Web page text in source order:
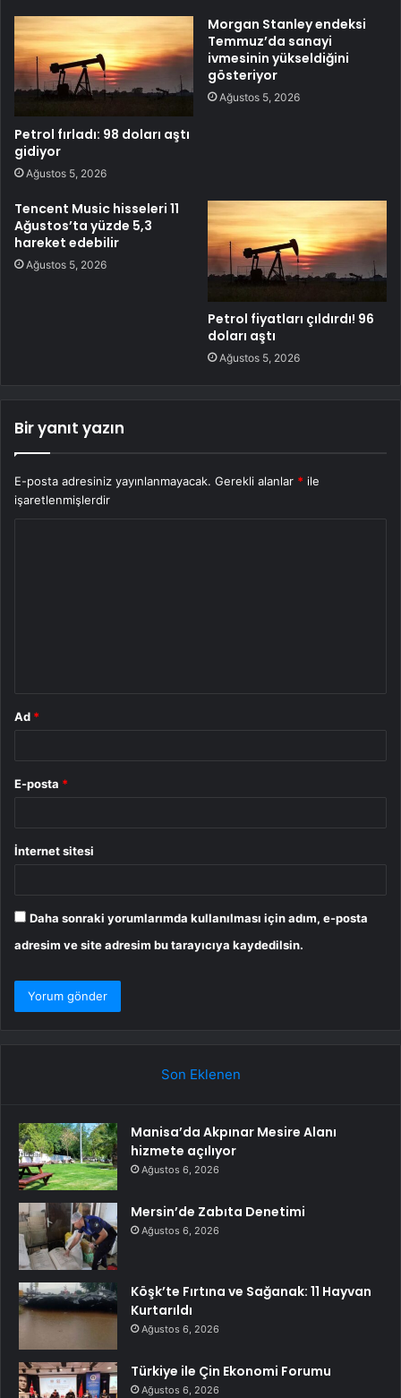
Petrol fırladı: 98 doları aştı
gidiyor
Ağustos 5, 2026
Morgan Stanley endeksi
Temmuz’da sanayi
ivmesinin yükseldiğini
gösteriyor
Ağustos 5, 2026
Tencent Music hisseleri 11
Ağustos’ta yüzde 5,3
hareket edebilir
Ağustos 5, 2026
Petrol fiyatları çıldırdı! 96
doları aştı
Ağustos 5, 2026
Bir yanıt yazın
E-posta adresiniz yayınlanmayacak. Gerekli alanlar * ile
işaretlenmişlerdir
Ad *
E-posta *
İnternet sitesi
Daha sonraki yorumlarımda kullanılması için adım, e-posta
adresim ve site adresim bu tarayıcıya kaydedilsin.
Son Eklenen
Manisa’da Akpınar Mesire Alanı
hizmete açılıyor
Ağustos 6, 2026
Mersin’de Zabıta Denetimi
Ağustos 6, 2026
Köşk’te Fırtına ve Sağanak: 11 Hayvan
Kurtarıldı
Ağustos 6, 2026
Türkiye ile Çin Ekonomi Forumu
Ağustos 6, 2026